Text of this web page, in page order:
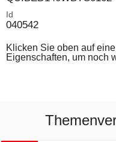
Id
040542
Klicken Sie oben auf
Eigenschaften, um noch